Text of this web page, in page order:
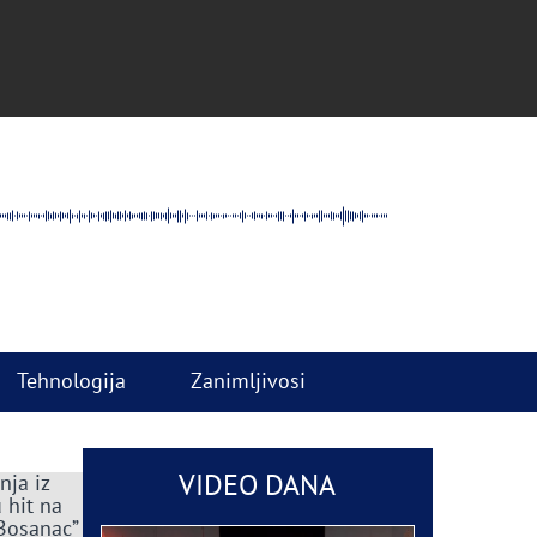
Tehnologija Zanimljivosi
iz
hit na
VIDEO DANA